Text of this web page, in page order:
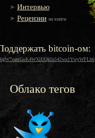
Интервью
Рецензии на книги
bitcoin-ом:
Облако тегов